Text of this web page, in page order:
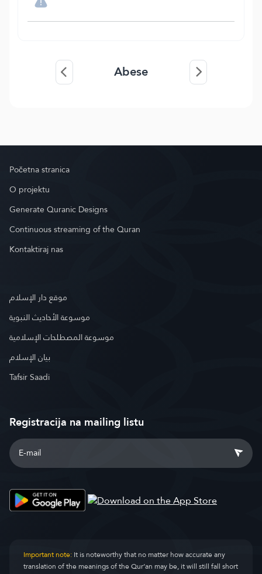
Abese
Početna stranica
O projektu
Generate Quranic Designs
Continuous streaming of the Quran
Kontaktiraj nas
موقع دار الإسلام
موسوعة الأحاديث النبوية
موسوعة المصطلحات الإسلامية
بيان الإسلام
Tafsir Saadi
Registracija na mailing listu
Important note:It is noteworthy that no matter how accurate any
translation of the meanings of the Qur’an may be, it will still fall short